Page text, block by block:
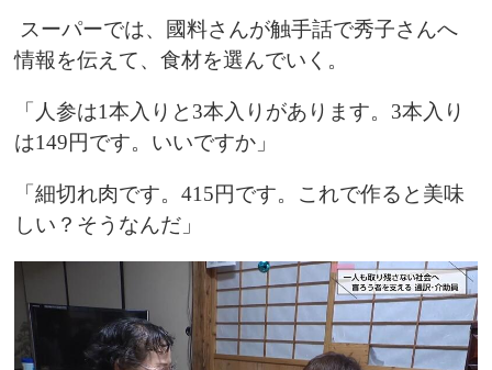
スーパーでは、國料さんが触手話で秀子さんへ
情報を伝えて、食材を選んでいく。
「人参は1本入りと3本入りがあります。3本入り
は149円です。いいですか」
「細切れ肉です。415円です。これで作ると美味
しい？そうなんだ」